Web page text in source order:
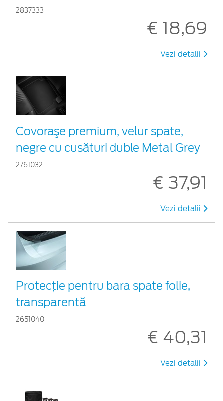
2837333
€ 18,69
Vezi detalii
Covoraşe premium, velur spate,
negre cu cusături duble Metal Grey
2761032
€ 37,91
Vezi detalii
Protecţie pentru bara spate folie,
transparentă
2651040
€ 40,31
Vezi detalii